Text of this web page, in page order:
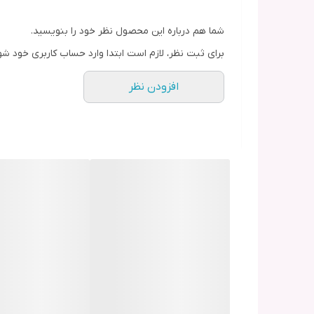
شما هم درباره این محصول نظر خود را بنویسید.
برای ثبت نظر، لازم است ابتدا وارد حساب کاربری خود
افزودن نظر